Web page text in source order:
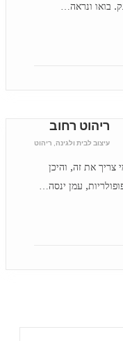
בואו ונראה…
ריהוט רחוב
עיצוב לבית ולגינה, ריהוט
צריך את זה, והיכן
עמן ינסה…